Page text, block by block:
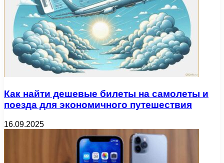
Как найти дешевые билеты на самолеты и
поезда для экономичного путешествия
16.09.2025